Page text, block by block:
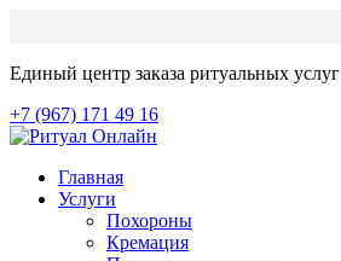
Единый центр заказа ритуальных услуг
+7 (967) 171 49 16
Главная
Услуги
Похороны
Кремация